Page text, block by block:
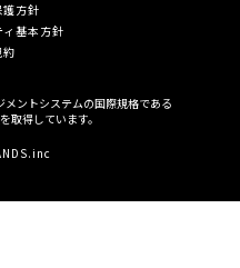
方針
基本方針
メントシステムの国際規格である
取得しています。